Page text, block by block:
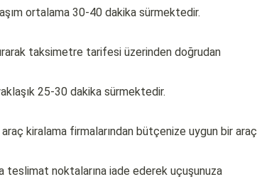
ortalama 30-40 dakika sürmektedir.
taksimetre tarifesi üzerinden doğrudan
25-30 dakika sürmektedir.
kiralama firmalarından bütçenize uygun bir araç
teslimat noktalarına iade ederek uçuşunuza